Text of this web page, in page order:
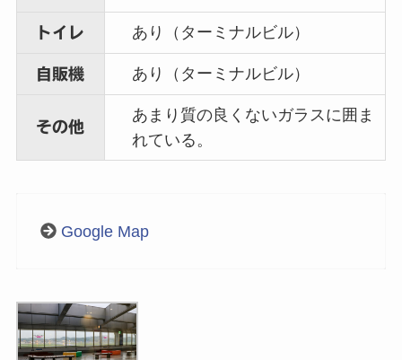
トイレ あり（ターミナルビル）
自販機 あり（ターミナルビル）
その他
あまり質の良くないガラスに囲ま
れている。
Google Map